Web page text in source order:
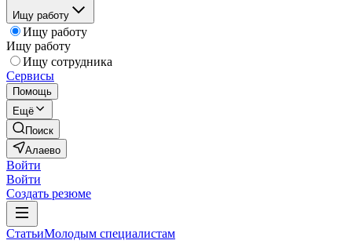
Ищу работу
Ищу работу
Ищу работу
Ищу сотрудника
Сервисы
Помощь
Ещё
Поиск
Алаево
Войти
Войти
Создать резюме
СтатьиМолодым специалистам